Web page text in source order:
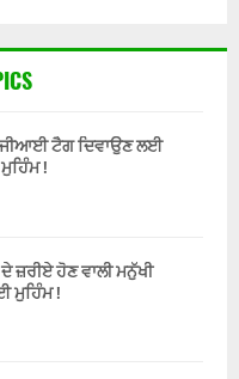
ਟੈਗ ਦਿਵਾਉਣ ਲਈ
!
ਹੋਣ ਵਾਲੀ ਮਨੁੱਖੀ
ਮੁਹਿੰਮ !